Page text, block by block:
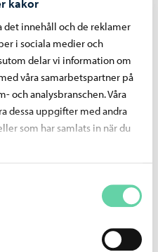
kakor
det innehåll och de reklamer
i sociala medier och
delar vi information om
våra samarbetspartner på
och analysbranschen. Våra
dessa uppgifter med andra
som har samlats in när du
digital
i Borgå stads